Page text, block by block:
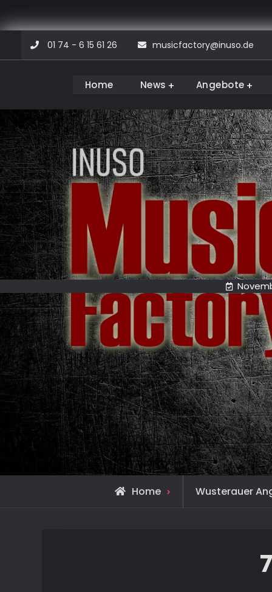
content
01 74 - 6 15 61 26 musicfactory@inuso.de
Musicfactory
Home News Angebote
Home Wusterauer